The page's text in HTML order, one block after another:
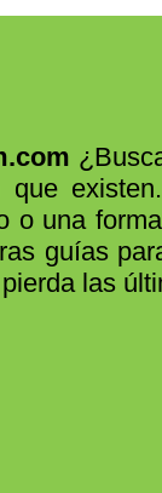
que
o una
guías
las